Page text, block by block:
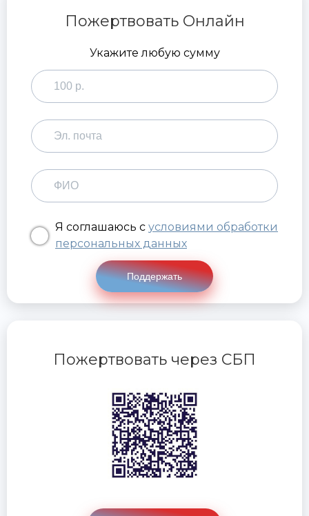
Пожертвовать Онлайн
Укажите любую сумму
Я соглашаюсь с условиями обработки
персональных данных
Поддержать
Пожертвовать через СБП